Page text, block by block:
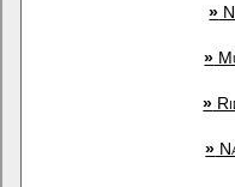
»
»
»
»